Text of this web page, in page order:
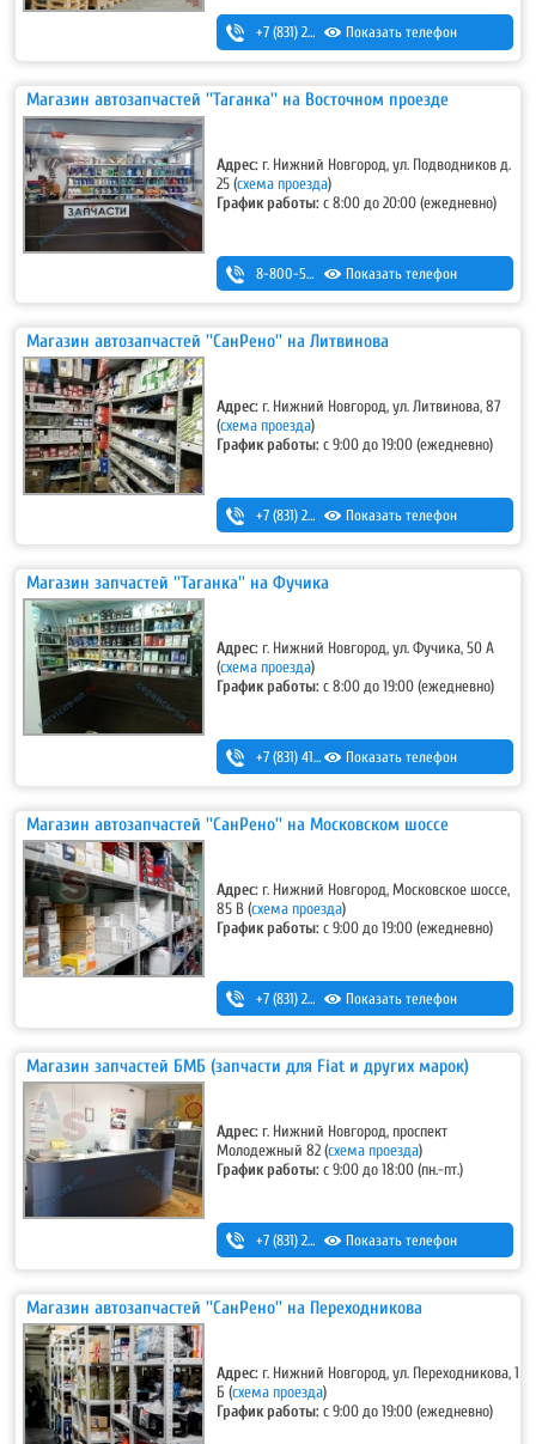
+7 (831) 291-19-79 Показать телефон
Магазин автозапчастей ''Таганка'' на Восточном проезде
Адрес: г. Нижний Новгород, ул. Подводников д.
25 (схема проезда)
График работы:с 8:00 до 20:00 (ежедневно)
8-800-500-7-111 Показать телефон
Магазин автозапчастей ''СанРено'' на Литвинова
Адрес: г. Нижний Новгород, ул. Литвинова, 87
(схема проезда)
График работы:с 9:00 до 19:00 (ежедневно)
+7 (831) 280-69-88 Показать телефон
Магазин запчастей ''Таганка'' на Фучика
Адрес: г. Нижний Новгород, ул. Фучика, 50 А
(схема проезда)
График работы:с 8:00 до 19:00 (ежедневно)
+7 (831) 413-13-73 Показать телефон
Магазин автозапчастей ''СанРено'' на Московском шоссе
Адрес: г. Нижний Новгород, Московское шоссе,
85 В (схема проезда)
График работы:с 9:00 до 19:00 (ежедневно)
+7 (831) 280-69-88 Показать телефон
Магазин запчастей БМБ (запчасти для Fiat и других марок)
Адрес: г. Нижний Новгород, проспект
Молодежный 82 (схема проезда)
График работы:с 9:00 до 18:00 (пн.-пт.)
+7 (831) 293-54-00 ,+7-920-298-42-33
Показать телефон
Магазин автозапчастей ''СанРено'' на Переходникова
Адрес: г. Нижний Новгород, ул. Переходникова, 1
Б (схема проезда)
График работы:с 9:00 до 19:00 (ежедневно)